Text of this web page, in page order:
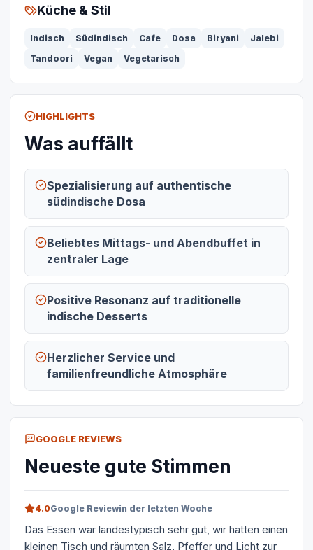
Küche & Stil
Indisch Südindisch Cafe Dosa Biryani
Jalebi
Tandoori
Vegan Vegetarisch
HIGHLIGHTS
Was auffällt
Spezialisierung auf authentische
südindische Dosa
Beliebtes Mittags- und Abendbuffet in
zentraler Lage
Positive Resonanz auf traditionelle
indische Desserts
Herzlicher Service und
familienfreundliche Atmosphäre
GOOGLE REVIEWS
Neueste gute Stimmen
4.0Google Reviewin der letzten Woche
Das Essen war landestypisch sehr gut, wir hatten einen
kleinen Tisch und räumten Salz, Pfeffer und Licht zur